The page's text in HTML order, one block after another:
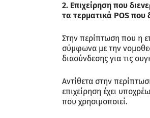
2. Επιχείρηση που
τα τερματικά POS που
Στην περίπτωση που η
σύμφωνα με την
διασύνδεσης για τις
Αντίθετα στην
επιχείρηση έχει
που χρησιμοποιεί.